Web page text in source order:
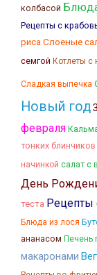
колбасой
Рецепты с
риса Слоеные
семгой Котлеты с
Сладкая выпечка
Новый год
февраля
тонких блинчиков
начинкой салат с
День
теста Рецепты
Блюда из лося
ананасом Печень
макаронами